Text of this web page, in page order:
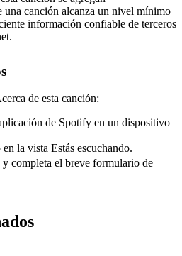
una canción alcanza un nivel mínimo
información confiable de terceros
de esta canción:
de Spotify en un dispositivo
la vista Estás escuchando.
completa el breve formulario de